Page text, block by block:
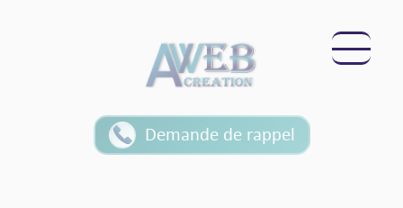
Demande de rappel